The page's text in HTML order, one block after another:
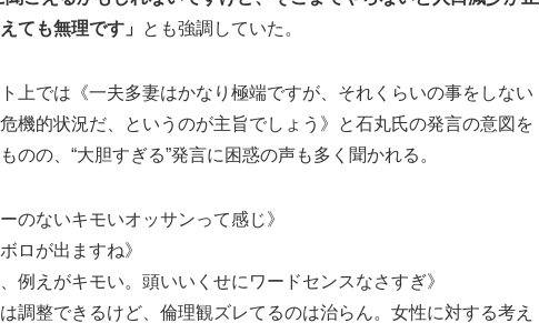
ても無理です」
とも強調していた。
上では《一夫多妻はかなり極端ですが、それくらいの事をしない
機的状況だ、というのが主旨でしょう》と石丸氏の発言の意図を
のの、“大胆すぎる”発言に困惑の声も多く聞かれる。
のないキモいオッサンって感じ》
ロが出ますね》
例えがキモい。頭いいくせにワードセンスなさすぎ》
は調整できるけど、倫理観ズレてるのは治らん。女性に対する考え